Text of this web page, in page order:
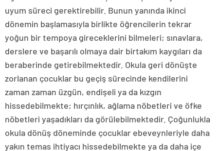
uyum süreci gerektirebilir. Bunun yanında ikinci
dönemin başlamasıyla birlikte öğrencilerin tekrar
yoğun bir tempoya gireceklerini bilmeleri; sınavlara,
derslere ve başarılı olmaya dair birtakım kaygıları da
beraberinde getirebilmektedir. Okula geri dönüşte
zorlanan çocuklar bu geçiş sürecinde kendilerini
zaman zaman üzgün, endişeli ya da kızgın
hissedebilmekte; hırçınlık, ağlama nöbetleri ve öfke
nöbetleri yaşadıkları da görülebilmektedir. Çoğunlukla
okula dönüş döneminde çocuklar ebeveynleriyle daha
yakın temas ihtiyacı hissedebilmekte ya da daha içe